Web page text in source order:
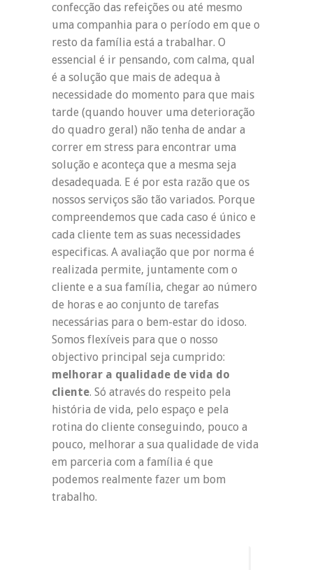
confecção das refeições ou até mesmo
uma companhia para o período em que o
resto da família está a trabalhar. O
essencial é ir pensando, com calma, qual
é a solução que mais de adequa à
necessidade do momento para que mais
tarde (quando houver uma deterioração
do quadro geral) não tenha de andar a
correr em stress para encontrar uma
solução e aconteça que a mesma seja
desadequada. E é por esta razão que os
nossos serviços são tão variados. Porque
compreendemos que cada caso é único e
cada cliente tem as suas necessidades
especificas. A avaliação que por norma é
realizada permite, juntamente com o
cliente e a sua família, chegar ao número
de horas e ao conjunto de tarefas
necessárias para o bem-estar do idoso.
Somos flexíveis para que o nosso
objectivo principal seja cumprido:
melhorar a qualidade de vida do
cliente. Só através do respeito pela
história de vida, pelo espaço e pela
rotina do cliente conseguindo, pouco a
pouco, melhorar a sua qualidade de vida
em parceria com a família é que
podemos realmente fazer um bom
trabalho.